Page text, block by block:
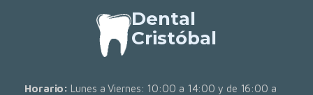
Dental
Cristóbal
Horario: Lunes a Viernes: 10:00 a 14:00 y de 16:00 a